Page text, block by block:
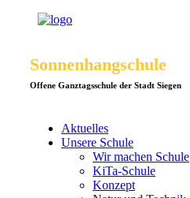
Sonnenhangschule
Offene Ganztagsschule der Stadt Siegen
Aktuelles
Unsere Schule
Wir machen Schule
KiTa-Schule
Konzept